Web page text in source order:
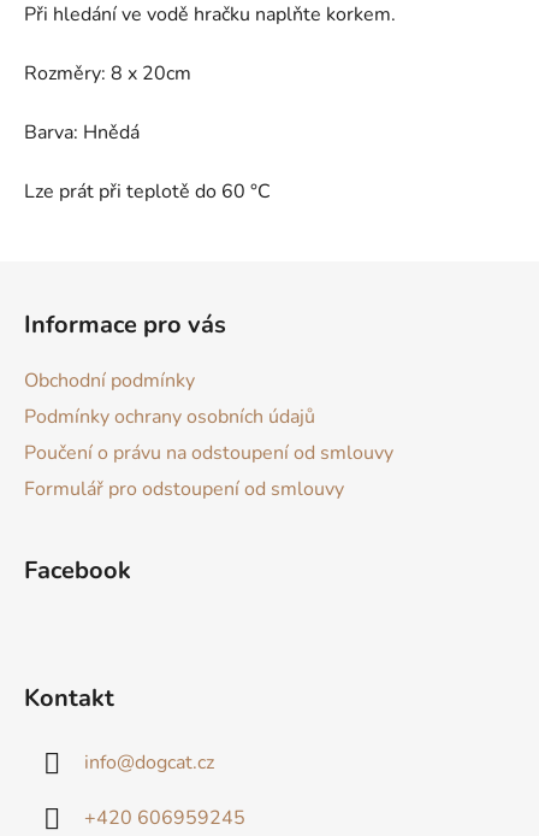
Při hledání ve vodě hračku naplňte korkem.
Rozměry: 8 x 20cm
Barva: Hnědá
Lze prát při teplotě do 60 °C
Informace pro vás
Obchodní podmínky
Podmínky ochrany osobních údajů
Poučení o právu na odstoupení od smlouvy
Formulář pro odstoupení od smlouvy
Facebook
Kontakt
info@dogcat.cz
+420 606959245